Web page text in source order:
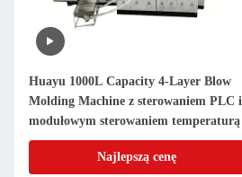
Huayu 1000L Capacity 4-Layer Blow
Molding Machine z sterowaniem PLC i
modułowym sterowaniem temperaturą
Najlepszą cenę